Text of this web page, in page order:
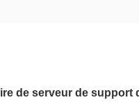
de serveur de support